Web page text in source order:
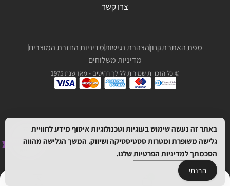
צרו קשר
מפת האתרתקנוןהצהרת נגישותמדיניות החזרת המוצרים
מדיניות משלוחים
© כל הזכויות שמורות ללילך רהיטים - מאז שנת 1975
באתר זה נעשה שימוש בעוגיות וטכנולוגיות איסוף מידע לחוויית
גלישה משופרת ומטרות סטטיסטיקה ושיווק. המשך הגלישה מהווה
הסכמתךלמדיניות הפרטיותשלנו.
הבנתי